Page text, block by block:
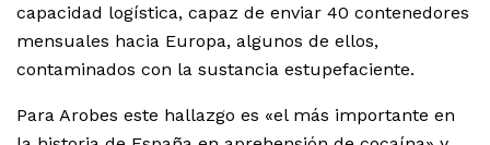
capacidad logística, capaz de enviar 40 contenedores
mensuales hacia Europa, algunos de ellos,
contaminados con la sustancia estupefaciente.
Para Arobes este hallazgo es «el más importante en